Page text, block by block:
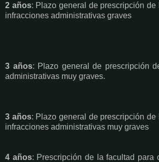
2 años: Plazo general de prescripción de
infracciones administrativas graves
3 años: Plazo general de prescripción
administrativas muy graves.
3 años: Plazo general de prescripción de
infracciones administrativas muy graves
4 años: Prescripción de la facultad para